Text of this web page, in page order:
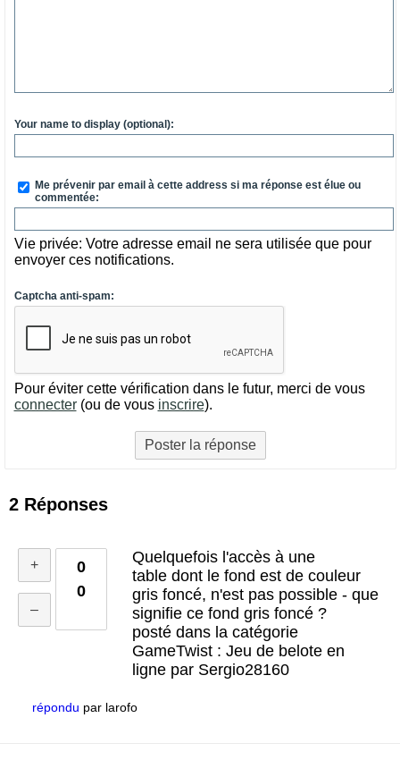
Your name to display (optional):
Me prévenir par email à cette address si ma réponse est élue ou
commentée:
Vie privée: Votre adresse email ne sera utilisée que pour
envoyer ces notifications.
Captcha anti-spam:
Pour éviter cette vérification dans le futur, merci de vous
connecter(ou de vous inscrire).
2 Réponses
0
0
Quelquefois l'accès à une
table dont le fond est de couleur
gris foncé, n'est pas possible - que
signifie ce fond gris foncé ?
posté dans la catégorie
GameTwist : Jeu de belote en
ligne par Sergio28160
répondu par larofo